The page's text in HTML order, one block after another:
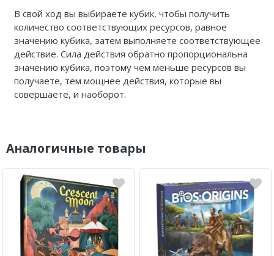
В свой ход вы выбираете кубик, чтобы получить
количество соответствующих ресурсов, равное
значению кубика, затем выполняете соответствующее
действие. Сила действия обратно пропорциональна
значению кубика, поэтому чем меньше ресурсов вы
получаете, тем мощнее действия, которые вы
совершаете, и наоборот.
Аналогичные товары